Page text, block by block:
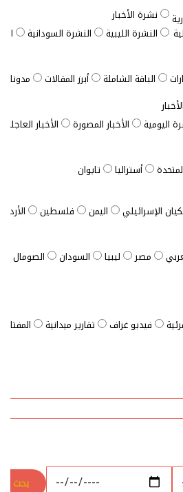
نشرة الأخبار
النشرة الليبية
النشرة السودانية
الباقة الشاملة أبرز المقالات مدونات
اليومية
الأخبار المصورة
الأخبار العاجلة
أستراليا
تايوان
الإسرائيلي اليمن فلسطين
الأردن
مصر ليبيا السودان الصومال
فيديو غراف تقارير ميدانية